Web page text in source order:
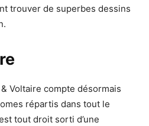
trouver de superbes dessins
Voltaire compte désormais
répartis dans tout le
tout droit sorti d’une